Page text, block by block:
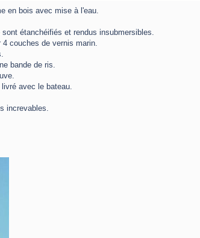
en bois avec mise à l'eau.
étanchéifiés et rendus insubmersibles.
couches de vernis marin.
bande de ris.
avec le bateau.
increvables.